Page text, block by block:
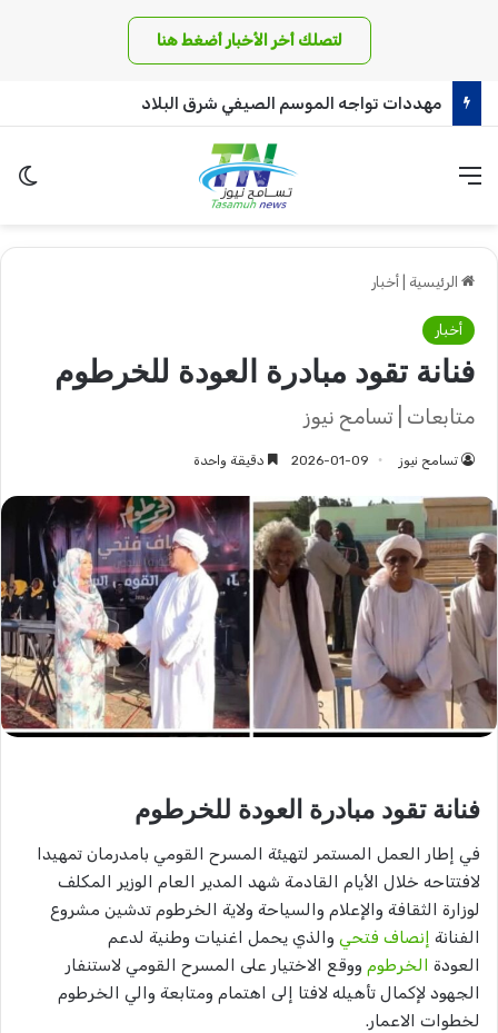
لتصلك أخر الأخبار أضغط هنا
مهددات تواجه الموسم الصيفي شرق البلاد
القائمة
الرئيسية أخبار
أخبار
فنانة تقود مبادرة العودة للخرطوم
متابعات | تسامح نيوز
تسامح نيوز 2026-01-09 دقيقة واحدة
فنانة تقود مبادرة العودة للخرطوم
في إطار العمل المستمر لتهيئة المسرح القومي بامدرمان تمهيدا
لافتتاحه خلال الأيام القادمة شهد المدير العام الوزير المكلف
لوزارة الثقافة والإعلام والسياحة ولاية الخرطوم تدشين مشروع
الفنانة إنصاف فتحي والذي يحمل اغنيات وطنية لدعم
العودة الخرطوم ووقع الاختيار على المسرح القومي لاستنفار
الجهود لإكمال تأهيله لافتا إلى اهتمام ومتابعة والي الخرطوم
لخطوات الاعمار.